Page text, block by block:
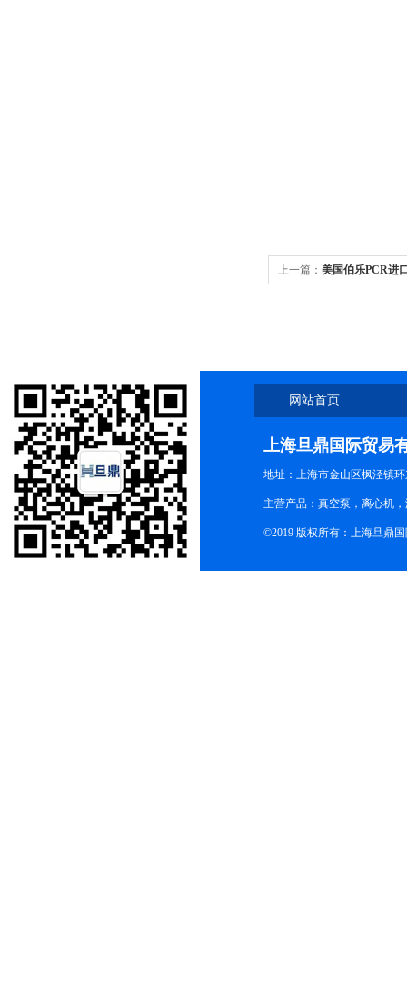
上一篇： 美国伯乐PCR进
网站首页
上海旦鼎国际贸易
地址：上海市金山区枫泾镇
主营产品：真空泵，离心机
©2019 版权所有：上海旦鼎